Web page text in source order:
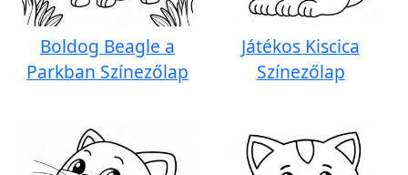
Boldog Beagle a
Parkban Színezőlap
Játékos Kiscica
Színezőlap